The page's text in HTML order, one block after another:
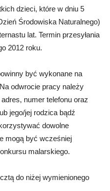
dzieci, które w dniu 5
Środowiska Naturalnego)
lat. Termin przesyłania
2012 roku.
być wykonane na
odwrocie pracy należy
numer telefonu oraz
jego/jej rodzica bądź
dowolne
mogą być wcześniej
malarskiego.
do niżej wymienionego